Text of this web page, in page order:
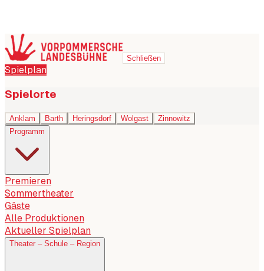
Schließen
Spielplan
Spielorte
Anklam Barth Heringsdorf Wolgast
Zinnowitz
Programm
Premieren
Sommertheater
Gäste
Alle Produktionen
Aktueller Spielplan
Theater – Schule – Region